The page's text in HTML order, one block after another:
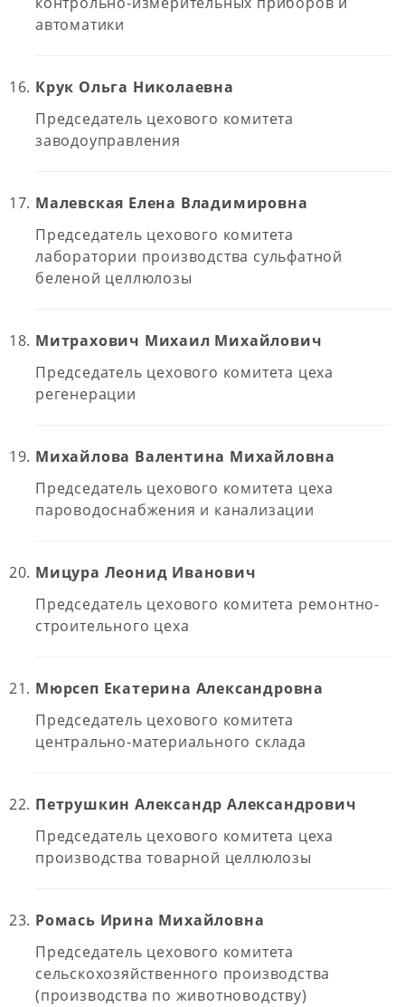
автоматики
Крук Ольга Николаевна
Председатель цехового комитета
заводоуправления
Малевская Елена Владимировна
Председатель цехового комитета
лаборатории производства сульфатной
беленой целлюлозы
Митрахович Михаил Михайлович
Председатель цехового комитета цеха
регенерации
Михайлова Валентина Михайловна
Председатель цехового комитета цеха
пароводоснабжения и канализации
Мицура Леонид Иванович
Председатель цехового комитета ремонтно-
строительного цеха
Мюрсеп Екатерина Александровна
Председатель цехового комитета
центрально-материального склада
Петрушкин Александр Александрович
Председатель цехового комитета цеха
производства товарной целлюлозы
Ромась Ирина Михайловна
Председатель цехового комитета
сельскохозяйственного производства
(производства по животноводству)